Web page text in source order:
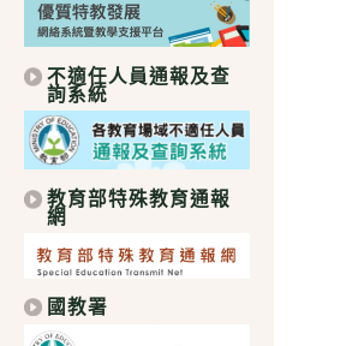
不適任人員通報及查
詢系統
教育部特殊教育通報
網
國教署